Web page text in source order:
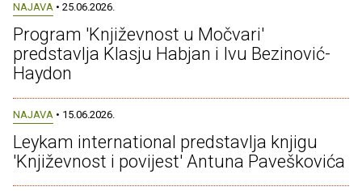
NAJAVA • 25.06.2026.
Program 'Književnost u Močvari'
predstavlja Klasju Habjan i Ivu Bezinović-
Haydon
NAJAVA • 15.06.2026.
Leykam international predstavlja knjigu
'Književnost i povijest' Antuna Paveškovića